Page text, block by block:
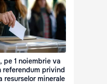
pe 1 noiembrie va
referendum privind
resurselor minerale